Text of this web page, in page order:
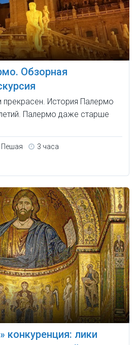
Обзорная
прекрасен. История Палермо
Палермо даже старше
Пешая 3 часа
конкуренция: лики